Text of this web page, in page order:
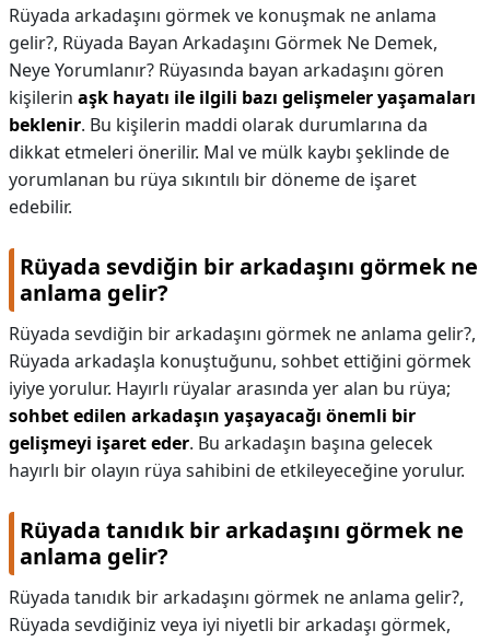
Rüyada arkadaşını görmek ve konuşmak ne anlama
gelir?, Rüyada Bayan Arkadaşını Görmek Ne Demek,
Neye Yorumlanır? Rüyasında bayan arkadaşını gören
kişilerin aşk hayatı ile ilgili bazı gelişmeler yaşamaları
beklenir. Bu kişilerin maddi olarak durumlarına da
dikkat etmeleri önerilir. Mal ve mülk kaybı şeklinde de
yorumlanan bu rüya sıkıntılı bir döneme de işaret
edebilir.
Rüyada sevdiğin bir arkadaşını görmek ne
anlama gelir?
Rüyada sevdiğin bir arkadaşını görmek ne anlama gelir?,
Rüyada arkadaşla konuştuğunu, sohbet ettiğini görmek
iyiye yorulur. Hayırlı rüyalar arasında yer alan bu rüya;
sohbet edilen arkadaşın yaşayacağı önemli bir
gelişmeyi işaret eder. Bu arkadaşın başına gelecek
hayırlı bir olayın rüya sahibini de etkileyeceğine yorulur.
Rüyada tanıdık bir arkadaşını görmek ne
anlama gelir?
Rüyada tanıdık bir arkadaşını görmek ne anlama gelir?,
Rüyada sevdiğiniz veya iyi niyetli bir arkadaşı görmek,